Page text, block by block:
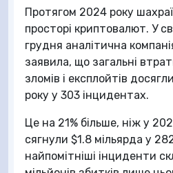
Протягом 2024 року
просторі криптовалют. У
грудня аналітична
заявила, що загальні
зломів і експлойтів
року у 303 інцидентах.
Це на 21% більше, ніж у
сягнули $1.8 мільярда у
найпомітніші інциденти